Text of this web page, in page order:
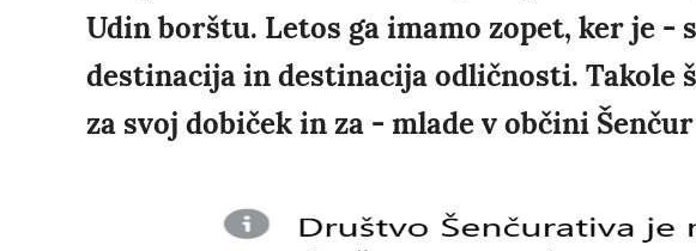
Udin borštu. Letos ga imamo zopet, ker je -
destinacija in destinacija odličnosti. Takole
za svoj dobiček in za - mlade v občini